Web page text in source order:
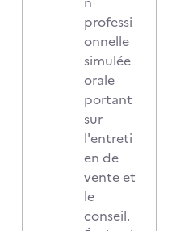
professi
onnelle
simulée
orale
portant
sur
l'entreti
en de
vente et
le
conseil.